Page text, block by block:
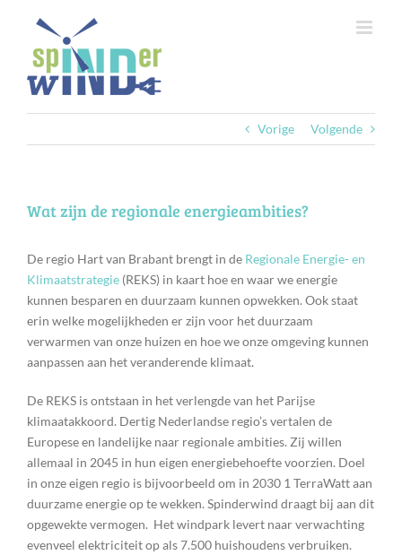
inhoud
Vorige Volgende
Wat zijn de regionale energieambities?
De regio Hart van Brabant brengt in de Regionale Energie- en
Klimaatstrategie (REKS) in kaart hoe en waar we energie
kunnen besparen en duurzaam kunnen opwekken. Ook staat
erin welke mogelijkheden er zijn voor het duurzaam
verwarmen van onze huizen en hoe we onze omgeving kunnen
aanpassen aan het veranderende klimaat.
De REKS is ontstaan in het verlengde van het Parijse
klimaatakkoord. Dertig Nederlandse regio’s vertalen de
Europese en landelijke naar regionale ambities. Zij willen
allemaal in 2045 in hun eigen energiebehoefte voorzien. Doel
in onze eigen regio is bijvoorbeeld om in 2030 1 TerraWatt aan
duurzame energie op te wekken. Spinderwind draagt bij aan dit
opgewekte vermogen. Het windpark levert naar verwachting
evenveel elektriciteit op als 7.500 huishoudens verbruiken.